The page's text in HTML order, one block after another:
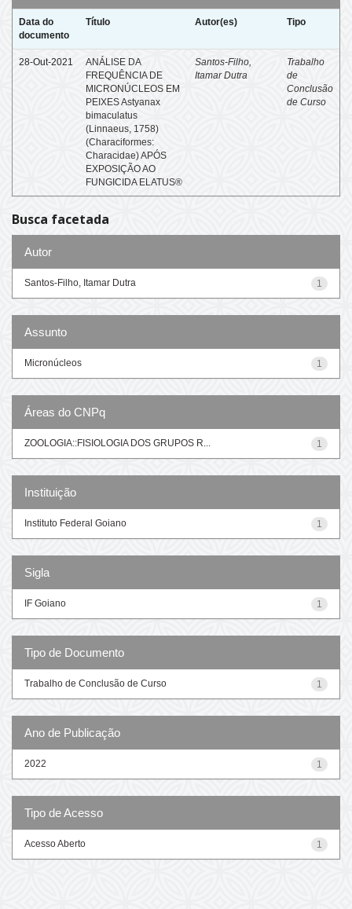
Data do
documento
Título Autor(es) Tipo
28-Out-2021
ANÁLISE DA
FREQUÊNCIA DE
MICRONÚCLEOS EM
PEIXES Astyanax
bimaculatus
(Linnaeus, 1758)
(Characiformes:
Characidae) APÓS
EXPOSIÇÃO AO
FUNGICIDA ELATUS®
Santos-Filho,
Itamar Dutra
Trabalho
de
Conclusão
de Curso
Busca facetada
Autor
1
Santos-Filho, Itamar Dutra
Assunto
1
Micronúcleos
Áreas do CNPq
1
ZOOLOGIA::FISIOLOGIA DOS GRUPOS R...
Instituição
1
Instituto Federal Goiano
Sigla
1
IF Goiano
Tipo de Documento
1
Trabalho de Conclusão de Curso
Ano de Publicação
1
2022
Tipo de Acesso
1
Acesso Aberto